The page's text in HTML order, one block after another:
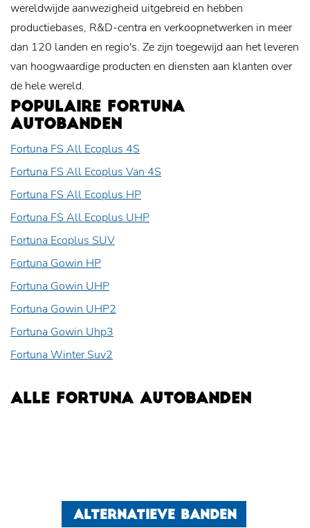
wereldwijde aanwezigheid uitgebreid en hebben
productiebases, R&D-centra en verkoopnetwerken in meer
dan 120 landen en regio's. Ze zijn toegewijd aan het leveren
van hoogwaardige producten en diensten aan klanten over
de hele wereld.
POPULAIRE FORTUNA
AUTOBANDEN
Fortuna FS All Ecoplus 4S
Fortuna FS All Ecoplus Van 4S
Fortuna FS All Ecoplus HP
Fortuna FS All Ecoplus UHP
Fortuna Ecoplus SUV
Fortuna Gowin HP
Fortuna Gowin UHP
Fortuna Gowin UHP2
Fortuna Gowin Uhp3
Fortuna Winter Suv2
ALLE FORTUNA AUTOBANDEN
ALTERNATIEVE BANDEN